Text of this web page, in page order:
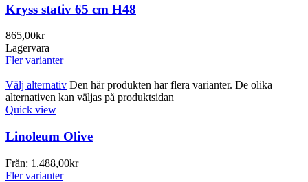
Kryss stativ 65 cm H48
865,00kr
Lagervara
Fler varianter
Välj alternativ Den här produkten har flera varianter. De olika
alternativen kan väljas på produktsidan
Quick view
Linoleum Olive
Från: 1.488,00kr
Fler varianter